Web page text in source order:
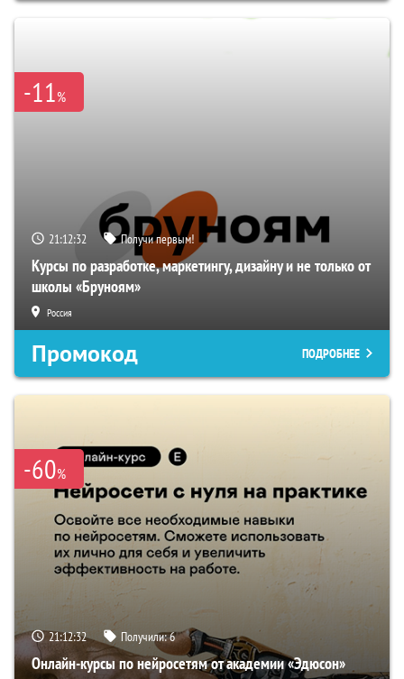
-11%
21:12:31 Получи первым!
Курсы по разработке, маркетингу, дизайну и не только от
школы «Бруноям»
Россия
Промокод ПОДРОБНЕЕ
-60%
21:12:31 Получили:6
Онлайн-курсы по нейросетям от академии «Эдюсон»